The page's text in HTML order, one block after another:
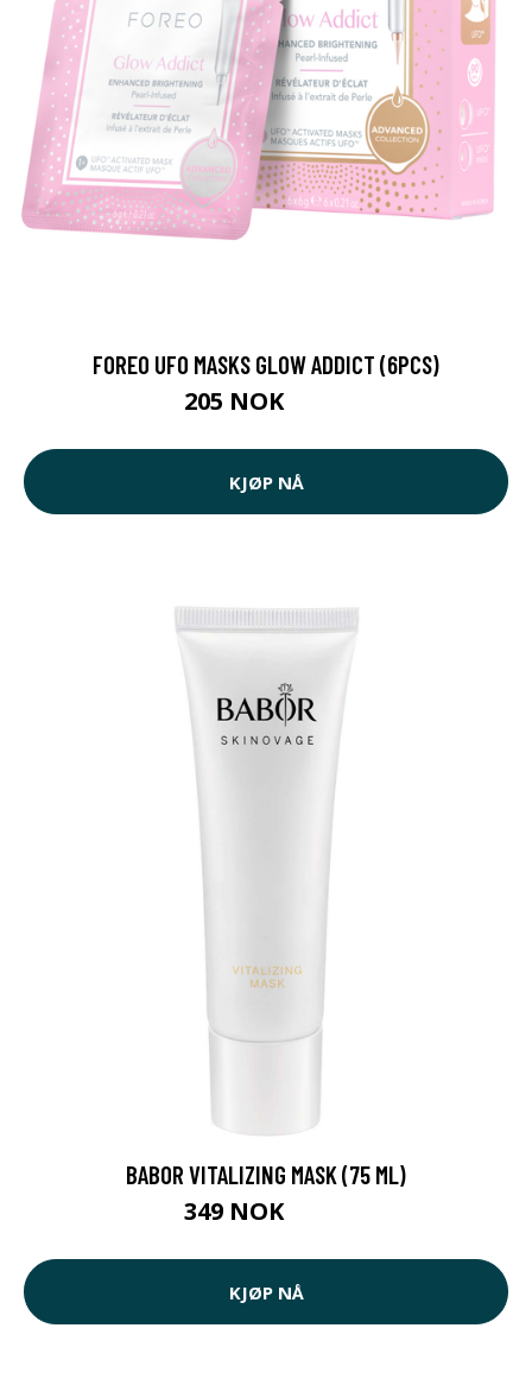
FOREO UFO MASKS GLOW ADDICT (6PCS)
205 NOK
KJØP NÅ
BABOR VITALIZING MASK (75 ML)
349 NOK
KJØP NÅ